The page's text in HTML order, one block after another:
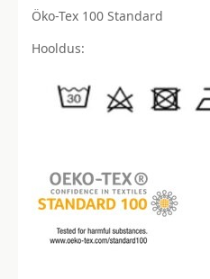
Öko-Tex 100 Standard
Hooldus: